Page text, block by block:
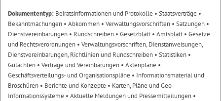
Dokumententyp: Beiratsinformationen und Protokolle • Staatsverträge •
Bekanntmachungen • Abkommen • Verwaltungsvorschriften • Satzungen •
Dienstvereinbarungen • Rundschreiben • Gesetzblatt• Amtsblatt• Gesetze
und Rechtsverordnungen • Verwaltungsvorschriften, Dienstanweisungen,
Dienstvereinbarungen, Richtlinien und Rundschreiben • Statistiken •
Gutachten • Verträge und Vereinbarungen • Aktenpläne •
Geschäftsverteilungs- und Organisationspläne • Informationsmaterial und
Broschüren • Berichte und Konzepte • Karten, Pläne und Geo-
Informationssysteme • Aktuelle Meldungen und Pressemitteilungen •